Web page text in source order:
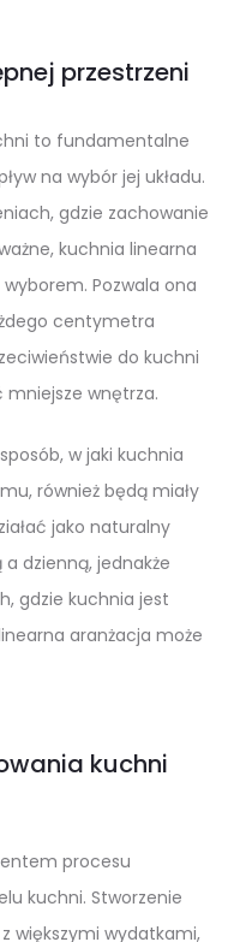
przestrzeni
to fundamentalne
na wybór jej układu.
gdzie zachowanie
kuchnia linearna
Pozwala ona
centymetra
do kuchni
mniejsze wnętrza.
w jaki kuchnia
również będą miały
jako naturalny
dzienną, jednakże
gdzie kuchnia jest
aranżacja może
kuchni
procesu
kuchni. Stworzenie
większymi wydatkami,